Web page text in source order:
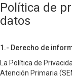
Política de
datos
1.- Derecho de
La Política de
Atención Primaria